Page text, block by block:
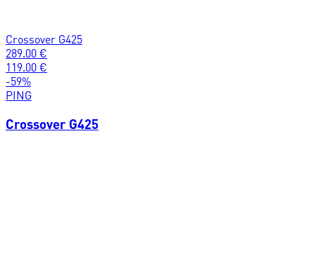
Crossover G425
289.00 €
119.00 €
-59%
PING
Crossover G425